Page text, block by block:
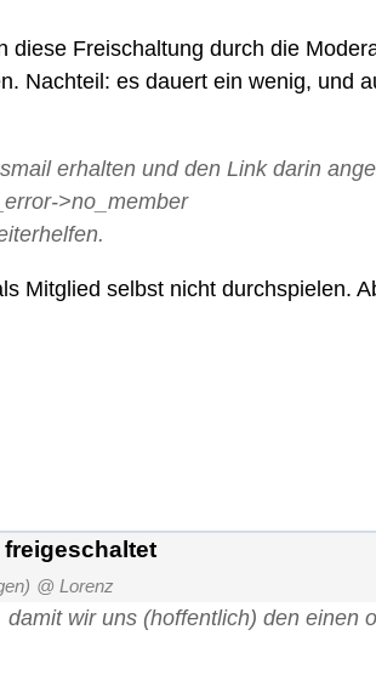
Freischaltung durch die
Nachteil: es dauert ein wenig, und
erhalten und den Link darin
>no_member
Mitglied selbst nicht durchspielen.
freigeschaltet
@ Lorenz
wir uns (hoffentlich) den einen